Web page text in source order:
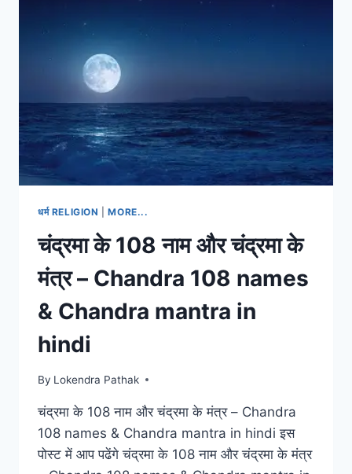
धर्म RELIGION |MORE...
चंद्रमा के 108 नाम और चंद्रमा के
मंत्र – Chandra 108 names
& Chandra mantra in
hindi
By Lokendra Pathak
चंद्रमा के 108 नाम और चंद्रमा के मंत्र – Chandra
108 names & Chandra mantra in hindi इस
पोस्ट में आप पढेंगे चंद्रमा के 108 नाम और चंद्रमा के मंत्र